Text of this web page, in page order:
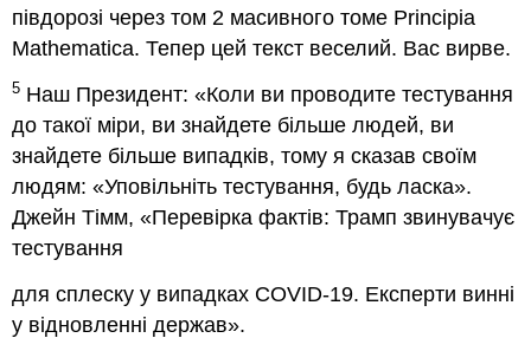
півдорозі через том 2 масивного томе Principia
Mathematica. Тепер цей текст веселий. Вас вирве.
5 Наш Президент: «Коли ви проводите тестування
до такої міри, ви знайдете більше людей, ви
знайдете більше випадків, тому я сказав своїм
людям: «Уповільніть тестування, будь ласка».
Джейн Тімм, «Перевірка фактів: Трамп звинувачує
тестування
для сплеску у випадках COVID-19. Експерти винні
у відновленні держав».